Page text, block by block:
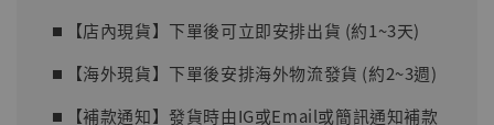
⏹︎【店內現貨】下單後可立即安排出貨 (約1~3天)
⏹︎【海外現貨】下單後安排海外物流發貨 (約2~3週)
⏹︎【補款通知】發貨時由IG或Email或簡訊通知補款